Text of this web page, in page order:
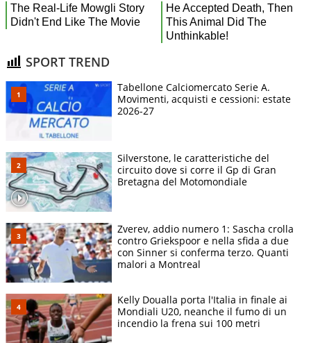
SPORT TREND
Tabellone Calciomercato Serie A.
Movimenti, acquisti e cessioni: estate
2026-27
Silverstone, le caratteristiche del
circuito dove si corre il Gp di Gran
Bretagna del Motomondiale
Zverev, addio numero 1: Sascha crolla
contro Griekspoor e nella sfida a due
con Sinner si conferma terzo. Quanti
malori a Montreal
Kelly Doualla porta l'Italia in finale ai
Mondiali U20, neanche il fumo di un
incendio la frena sui 100 metri